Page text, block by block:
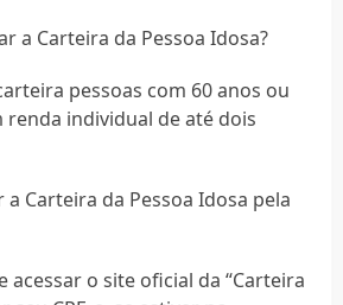
a Carteira da Pessoa Idosa?
pessoas com 60 anos ou
renda individual de até dois
Carteira da Pessoa Idosa pela
acessar o site oficial da “Carteira